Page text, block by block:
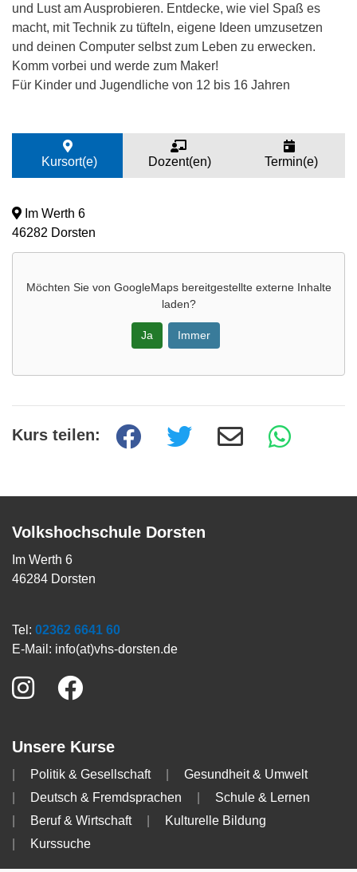
und Lust am Ausprobieren. Entdecke, wie viel Spaß es
macht, mit Technik zu tüfteln, eigene Ideen umzusetzen
und deinen Computer selbst zum Leben zu erwecken.
Komm vorbei und werde zum Maker!
Für Kinder und Jugendliche von 12 bis 16 Jahren
Kursort(e) Dozent(en) Termin(e)
Im Werth 6
46282 Dorsten
Möchten Sie von GoogleMapsbereitgestellte externe Inhalte
laden?
Ja Immer
Kurs teilen:
Volkshochschule Dorsten
Im Werth 6
46284 Dorsten
Tel: 02362 6641 60
E-Mail: info(at)vhs-dorsten.de
Unsere Kurse
Politik & Gesellschaft
Gesundheit & Umwelt
Deutsch & Fremdsprachen
Schule & Lernen
Beruf & Wirtschaft
Kulturelle Bildung
Kurssuche